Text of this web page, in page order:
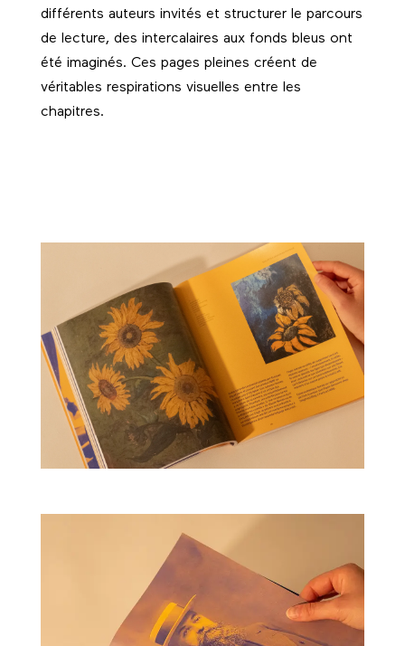
différents auteurs invités et structurer le parcours
de lecture, des intercalaires aux fonds bleus ont
été imaginés. Ces pages pleines créent de
véritables respirations visuelles entre les
chapitres.